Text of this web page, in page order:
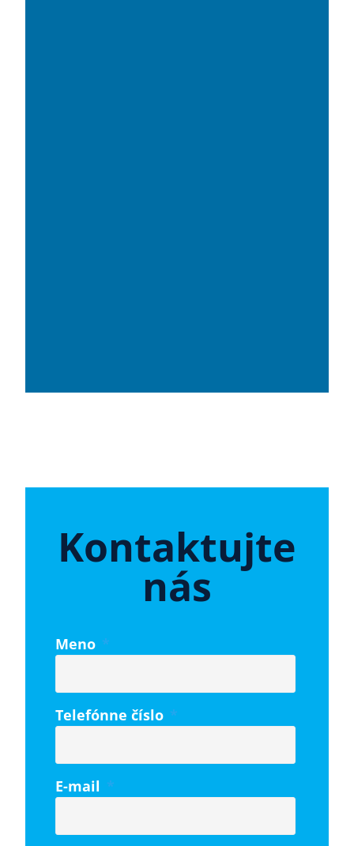
Kontaktujte
nás
Meno *
Telefónne číslo *
E-mail *